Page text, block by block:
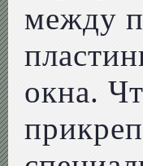
между
окна.